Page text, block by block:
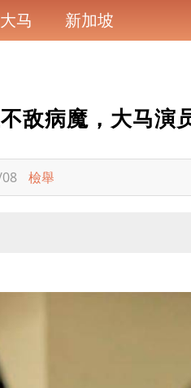
大马 新加坡
敌病魔，大马
檢舉